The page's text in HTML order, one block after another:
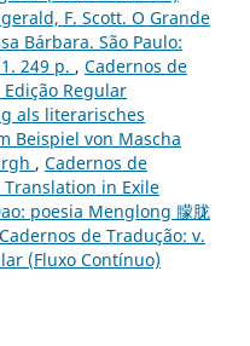
F. Scott. O Grande
Bárbara. São Paulo:
249 p. , Cadernos de
Regular
als literarisches
Beispiel von Mascha
, Cadernos de
Translation in Exile
poesia Menglong 朦胧
Cadernos de Tradução: v.
(Fluxo Contínuo)